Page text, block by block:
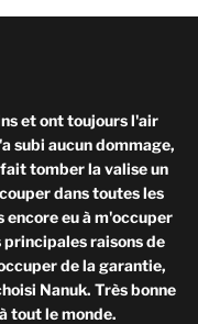
et ont toujours l'air
subi aucun dommage,
tomber la valise un
dans toutes les
encore eu à m'occuper
raisons de
de la garantie,
Nanuk. Très bonne
tout le monde.